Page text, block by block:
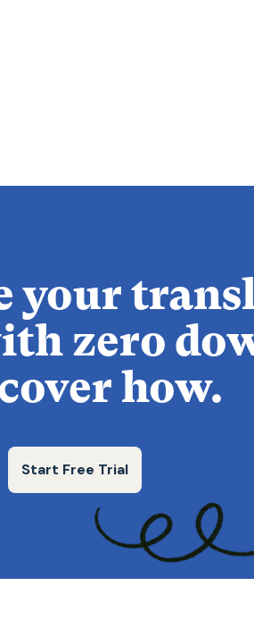
your
zero
how.
Start Free Trial